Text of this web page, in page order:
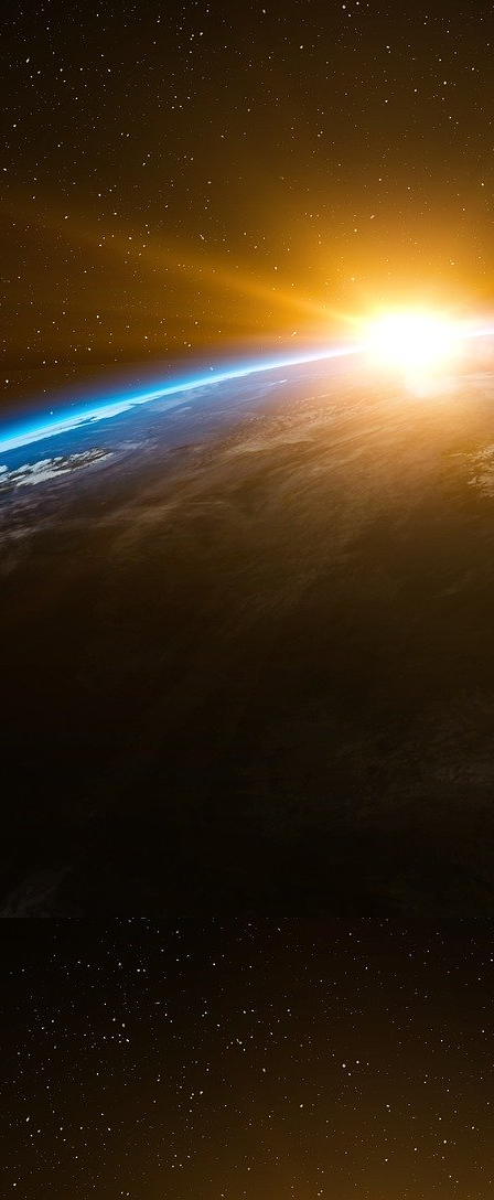
coentreprises, de partenariats avec des
gouvernement.
La recherche sur Kharon et les désignations
jouent les acteurs chinois dans le commerce
Selon les recherches de Kharon : Le Trésor
Ltd. en mai dernier pour la réception
la flotte fantôme précédemment
Singapour a été visée par la même action.
Selon les registres de l’entreprise, Hebei
— dont une dans le traitement pétrochimique
Pendant ce temps, la société mère de la
travaille en étroite collaboration avec deux
appartenant à l’État et administrés par le
Un communiqué de presse publié en
National Petroleum Corp. (CNPC) a
clients de Xinhai Holding, où le dirigeant
à approfondir la coopération » et a
Xinhai.
sont intégrées à l’État chinois par le biais
qu’elles choisissent et des clients qu’elles
Le système de livraison : réseaux Shadow-
L’Iran transporte son pétrole par ce que le
pétroliers et d’entreprises de gestion de
pavillon, falsifient les registres de
dissimuler leur passé. La propriété est
difficile de savoir qui contrôle un navire ou qui
Une désignation du mois dernier qui visait
l’Iran montre comment ces réseaux sont